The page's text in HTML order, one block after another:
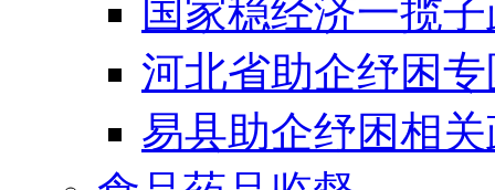
国家稳经济一揽
河北省助企纾困
易县助企纾困相